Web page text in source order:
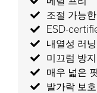
조절 가능
ESD-
내열성 러
미끄럼 방지
매우 넓은 핏
발가락 보호